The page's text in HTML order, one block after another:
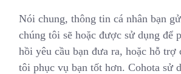
Nói chung, thông tin cá nhân bạn
chúng tôi sẽ hoặc được sử dụng để
hồi yêu cầu bạn đưa ra, hoặc hỗ trợ
tôi phục vụ bạn tốt hơn. Cohota sử